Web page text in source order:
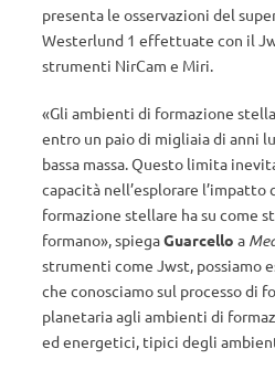
presenta le osservazioni del
Westerlund 1 effettuate con il
strumenti NirCam e Miri.
«Gli ambienti di formazione
entro un paio di migliaia di anni
bassa massa. Questo limita
capacità nell’esplorare l’impatto
formazione stellare ha su come
formano», spiegaGuarcello a
strumenti come Jwst, possiamo
che conosciamo sul processo di
planetaria agli ambienti di
ed energetici, tipici degli